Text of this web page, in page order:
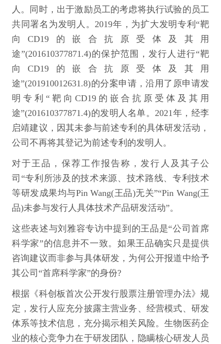
人。同时，出于激励员工的考虑将执行试验的员工
共同署名为发明人。2019年，为扩大发明专利“靶
向CD19的嵌合抗原受体及其用
途”(201610377871.4)的保护范围，发行人进行“靶
向CD19的嵌合抗原受体及其用
途”(201910012631.8)的分案申请，沿用了原申请发
明专利“靶向CD19的嵌合抗原受体及其用
途”(201610377871.4)的发明人名单。2021年，经李
启靖建议，因其未参与前述专利的具体研发活动，
公司不再将其登记为前述专利的发明人。
对于王品，保荐工作报告称，发行人及其子公
司“专利所涉及的技术来源、技术路线、专利技术
等研发成果均与Pin Wang(王品)无关”“Pin Wang(王
品)未参与发行人具体技术产品研发活动”。
这些表述与刘雅容专访中提到的王品是“公司首席
科学家”的信息并不一致。如果王品确实只是提供
咨询建议而非参与具体研发，为何公开报道中给予
其公司“首席科学家”的身份?
根据《科创板首次公开发行股票注册管理办法》规
定，发行人应充分披露主营业务、经营模式、研发
体系等技术信息，充分揭示相关风险。生物医药企
业的核心竞争力在于研发团队，隐瞒核心研发人员